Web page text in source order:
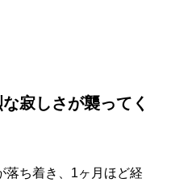
寂しさが襲ってく
落ち着き、1ヶ月ほど経